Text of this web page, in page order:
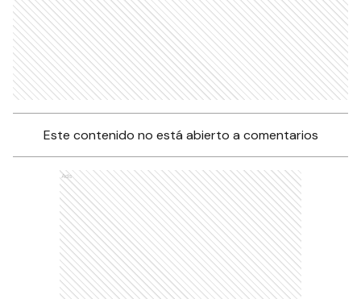
Este contenido no está abierto a comentarios
Ads